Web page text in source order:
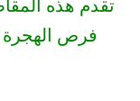
تقدم هذه
فرص الهجرة